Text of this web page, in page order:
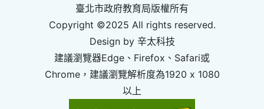
臺北市政府教育局版權所有
Copyright ©2025 All rights reserved.
Design by 辛太科技
建議瀏覽器Edge、Firefox、Safari或
Chrome，建議瀏覽解析度為1920 x 1080
以上